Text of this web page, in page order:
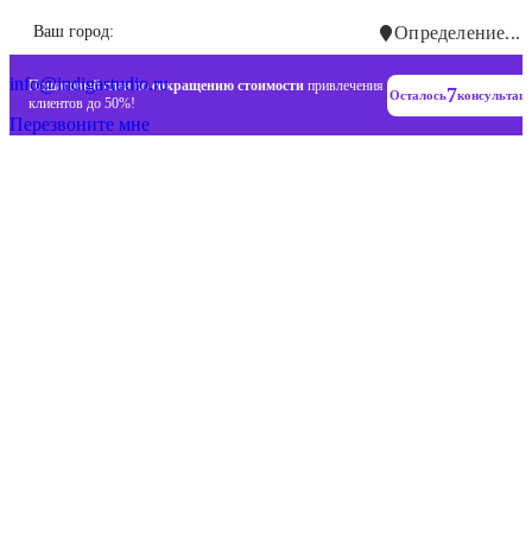
Ваш город: Определение...
Пошаговый план посокращению стоимости привлечения
клиентов до 50%!
Осталось7
+7 (993) 477-18-57
info@indigastudio.ru
Перезвоните мне